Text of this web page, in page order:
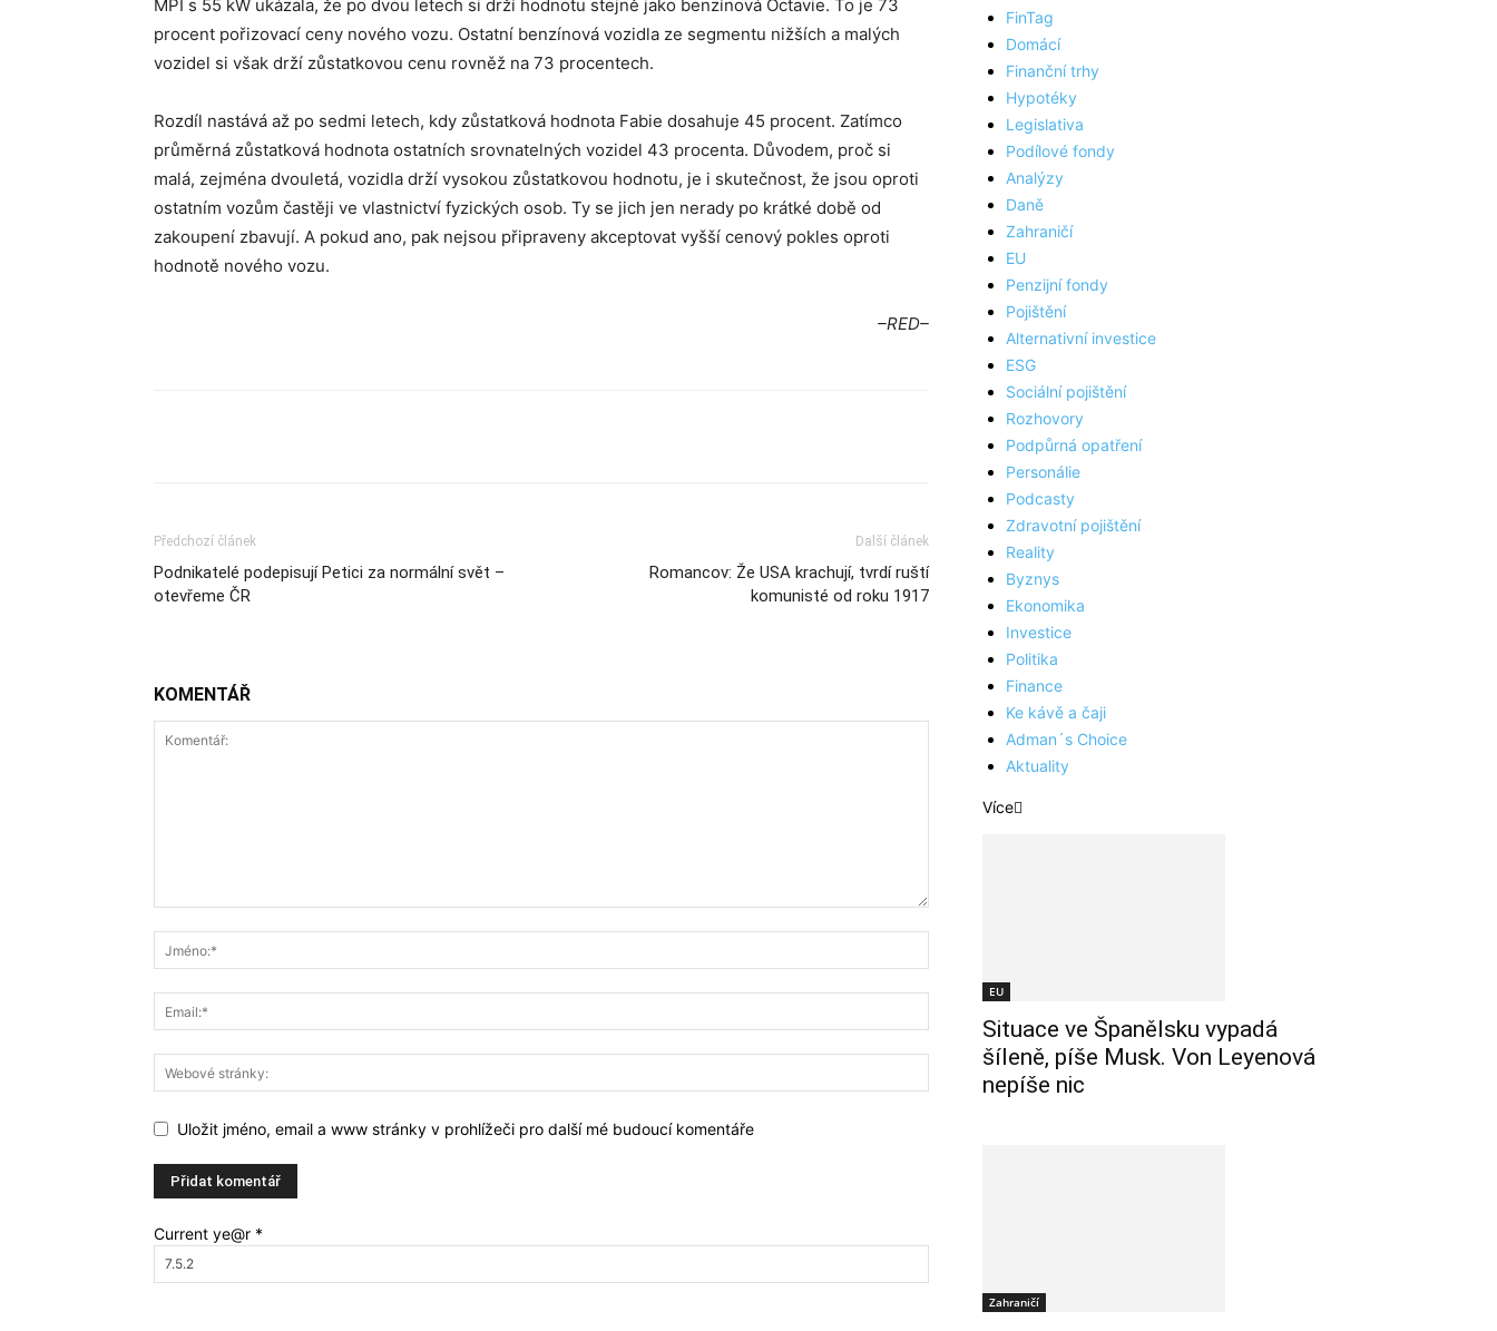
MPI s 55 kW ukázala, že po dvou letech si drží hodnotu stejně jako benzínová Octavie. To je 73
procent pořizovací ceny nového vozu. Ostatní benzínová vozidla ze segmentu nižších a malých
vozidel si však drží zůstatkovou cenu rovněž na 73 procentech.
Rozdíl nastává až po sedmi letech, kdy zůstatková hodnota Fabie dosahuje 45 procent. Zatímco
průměrná zůstatková hodnota ostatních srovnatelných vozidel 43 procenta. Důvodem, proč si
malá, zejména dvouletá, vozidla drží vysokou zůstatkovou hodnotu, je i skutečnost, že jsou oproti
ostatním vozům častěji ve vlastnictví fyzických osob. Ty se jich jen nerady po krátké době od
zakoupení zbavují. A pokud ano, pak nejsou připraveny akceptovat vyšší cenový pokles oproti
hodnotě nového vozu.
–RED–
Předchozí článek
Podnikatelé podepisují Petici za normální svět –
otevřeme ČR
Další článek
Romancov: Že USA krachují, tvrdí ruští
komunisté od roku 1917
KOMENTÁŘ
Uložit jméno, email a www stránky v prohlížeči pro další mé budoucí komentáře
Current ye@r *
FinTag
Domácí
Finanční trhy
Hypotéky
Legislativa
Podílové fondy
Analýzy
Daně
Zahraničí
EU
Penzijní fondy
Pojištění
Alternativní investice
ESG
Sociální pojištění
Rozhovory
Podpůrná opatření
Personálie
Podcasty
Zdravotní pojištění
Reality
Byznys
Ekonomika
Investice
Politika
Finance
Ke kávě a čaji
Adman´s Choice
Aktuality
Více
EU
Situace ve Španělsku vypadá
šíleně, píše Musk. Von Leyenová
nepíše nic
Zahraničí